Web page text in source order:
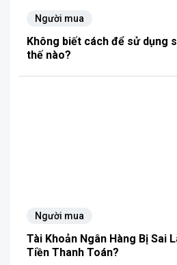
Người mua
Không biết cách để sử dụng
thế nào?
Người mua
Tài Khoản Ngân Hàng Bị Sai
Tiền Thanh Toán?